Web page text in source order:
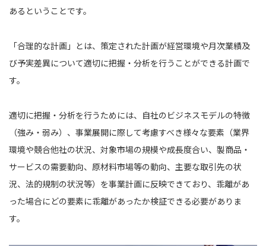
あるということです。
「合理的な計画」とは、策定された計画が経営環境や月次業績及
び予実差異について適切に把握・分析を行うことができる計画で
す。
適切に把握・分析を行うためには、自社のビジネスモデルの特徴
（強み・弱み）、事業展開に際して考慮すべき様々な要素（業界
環境や競合他社の状況、対象市場の規模や成長度合い、製商品・
サービスの需要動向、原材料市場等の動向、主要な取引先の状
況、法的規制の状況等）を事業計画に反映できており、乖離があ
った場合にどの要素に乖離があったか検証できる必要がありま
す。